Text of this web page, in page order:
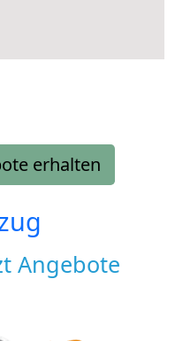
erhalten
Angebote